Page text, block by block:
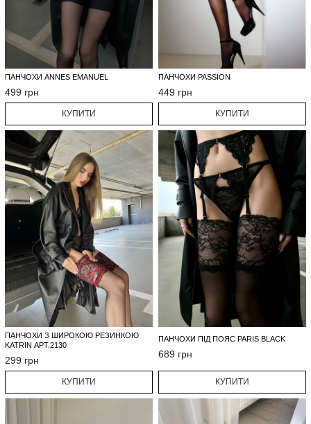
ПАНЧОХИ ANNES EMANUEL
499 грн
КУПИТИ
ПАНЧОХИ PASSION
449 грн
КУПИТИ
ПАНЧОХИ З ШИРОКОЮ РЕЗИНКОЮ
KATRIN АРТ.2130
299 грн
КУПИТИ
ПАНЧОХИ ПІД ПОЯС PARIS BLACK
689 грн
КУПИТИ